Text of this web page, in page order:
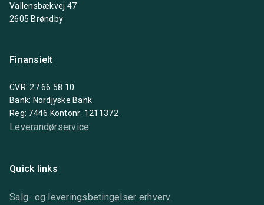
Vallensbækvej 47
2605 Brøndby
Finansielt
CVR: 27 66 58 10
Bank: Nordjyske Bank
Reg: 7446 Kontonr: 1211372
Leverandørservice
Quick links
Salg- og leveringsbetingelser erhverv